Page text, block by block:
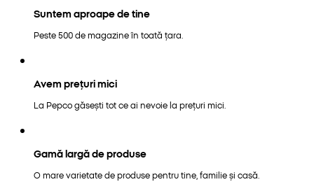
Suntem aproape de tine
Peste 500 de magazine în toată țara.
Avem prețuri mici
La Pepco găsești tot ce ai nevoie la prețuri mici.
Gamă largă de produse
O mare varietate de produse pentru tine, familie și casă.